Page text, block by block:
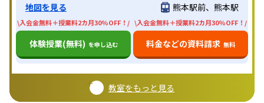
地図を見る 熊本駅前、熊本駅
\入会金無料＋授業料2カ月30%OFF！/
体験授業(無料) を申し込む
\入会金無料＋授業料2カ月30%OFF！/
料金などの資料請求 無料
教室をもっと見る